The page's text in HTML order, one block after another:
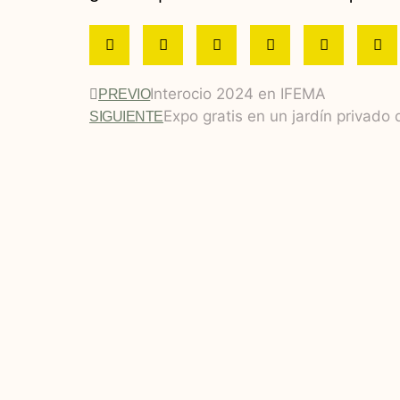
PREVIOInterocio 2024 en IFEMA
SIGUIENTEExpo gratis en un jardín privado